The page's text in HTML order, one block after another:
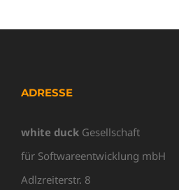
ADRESSE
white duck Gesellschaft
für Softwareentwicklung mbH
Adlzreiterstr. 8